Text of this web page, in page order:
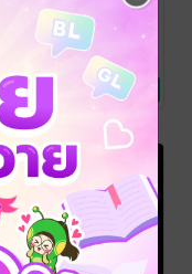
SQL ฉบับ
โปรแกรมเมอร์
จตุรพัชร์ พัฒนทรง
ศิวิไล (Jaturapat
Patanasongsivilai)
/ แอดมินโฮ โอน้อย
ออก
คอมพิวเตอร์